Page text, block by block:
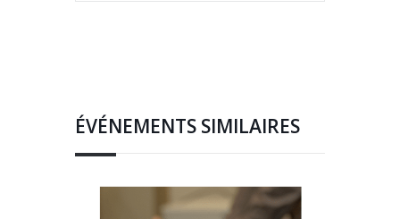
ÉVÉNEMENTS SIMILAIRES